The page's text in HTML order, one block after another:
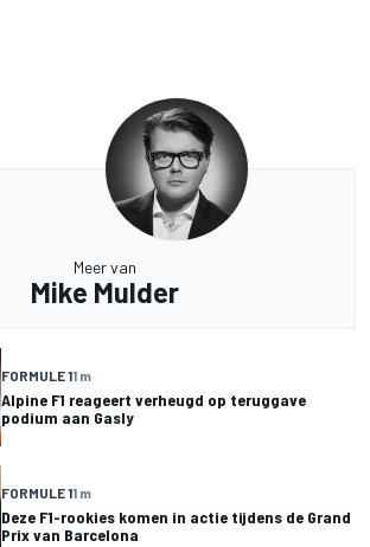
Meer van
Mike Mulder
FORMULE 11 m
Alpine F1 reageert verheugd op teruggave
podium aan Gasly
FORMULE 11 m
Deze F1-rookies komen in actie tijdens de Grand
Prix van Barcelona